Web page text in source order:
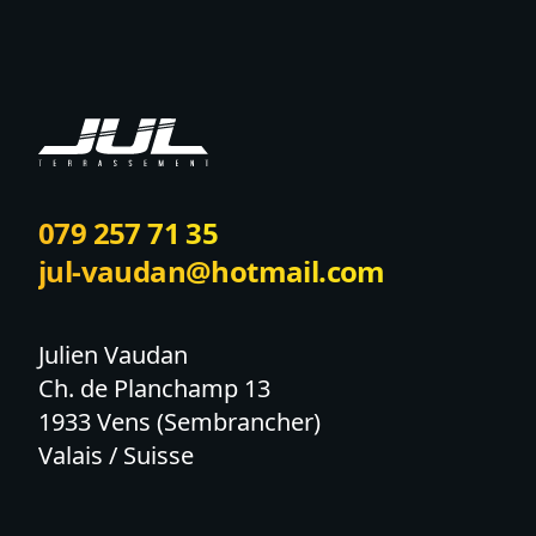
079 257 71 35
jul-vaudan@hotmail.com
Julien Vaudan
Ch. de Planchamp 13
1933 Vens (Sembrancher)
Valais / Suisse